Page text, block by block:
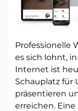
Professionelle
es sich lohnt,
Internet ist
Schauplatz für
präsentieren
erreichen.